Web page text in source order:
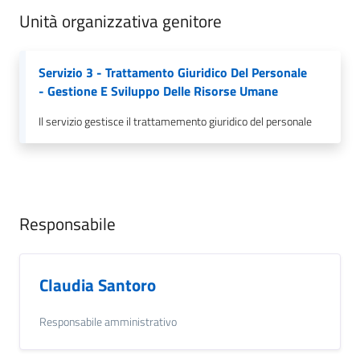
Unità organizzativa genitore
Servizio 3 - Trattamento Giuridico Del Personale
- Gestione E Sviluppo Delle Risorse Umane
Il servizio gestisce il trattamemento giuridico del personale
Responsabile
Claudia Santoro
Responsabile amministrativo